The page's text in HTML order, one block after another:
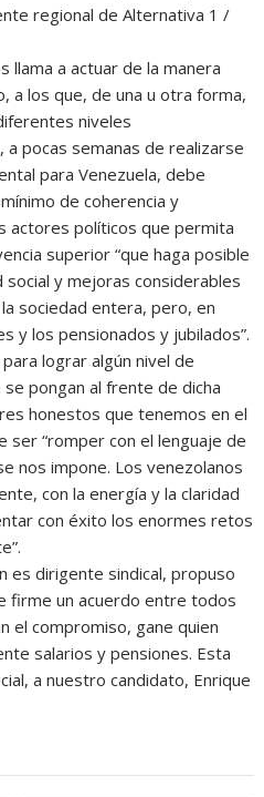
regional de Alternativa 1 /
llama a actuar de la manera
a los que, de una u otra forma,
niveles
pocas semanas de realizarse
para Venezuela, debe
de coherencia y
actores políticos que permita
superior “que haga posible
social y mejoras considerables
sociedad entera, pero, en
y los pensionados y jubilados”.
lograr algún nivel de
pongan al frente de dicha
honestos que tenemos en el
ser “romper con el lenguaje de
nos impone. Los venezolanos
con la energía y la claridad
con éxito los enormes retos
es dirigente sindical, propuso
firme un acuerdo entre todos
el compromiso, gane quien
salarios y pensiones. Esta
a nuestro candidato, Enrique